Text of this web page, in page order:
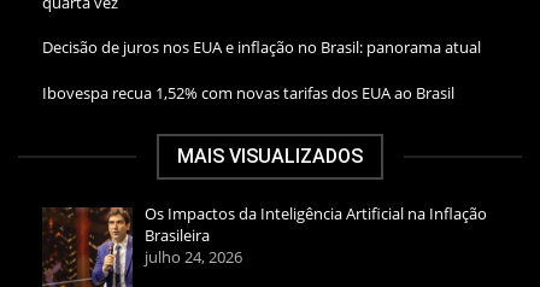
Decisão de juros nos EUA e inflação no Brasil: panorama atual
Ibovespa recua 1,52% com novas tarifas dos EUA ao Brasil
MAIS VISUALIZADOS
Os Impactos da Inteligência Artificial na Inflação
Brasileira
julho 24, 2026